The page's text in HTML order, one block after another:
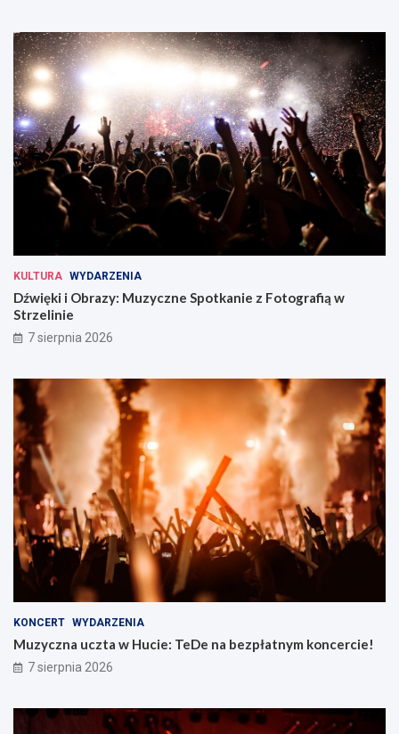
KULTURA WYDARZENIA
Dźwięki i Obrazy: Muzyczne Spotkanie z Fotografią w
Strzelinie
7 sierpnia 2026
KONCERT WYDARZENIA
Muzyczna uczta w Hucie: TeDe na bezpłatnym koncercie!
7 sierpnia 2026